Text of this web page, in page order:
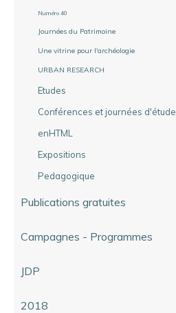
Numéro 40
Journées du Patrimoine
Une vitrine pour l'archéologie
URBAN RESEARCH
Etudes
Conférences et journées d'étude
enHTML
Expositions
Pedagogique
Publications gratuites
Campagnes - Programmes
JDP
2018